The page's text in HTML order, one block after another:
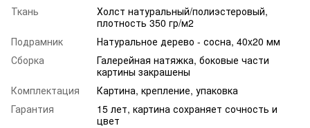
Ткань
Холст натуральный/полиэстеровый,
плотность 350 гр/м2
Подрамник
Натуральное дерево - сосна, 40x20 мм
Сборка
Галерейная натяжка, боковые части
картины закрашены
Комплектация
Картина, крепление, упаковка
Гарантия
15 лет, картина сохраняет сочность и
цвет